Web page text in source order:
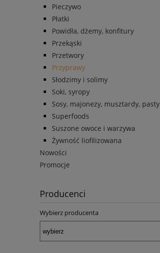
Pieczywo
Płatki
Powidła, dżemy, konfitury
Przekąski
Przetwory
Przyprawy
Słodzimy i solimy
Soki, syropy
Sosy, majonezy, musztardy, pasty
Superfoods
Suszone owoce i warzywa
Żywność liofilizowana
Nowości
Promocje
Producenci
Wybierz producenta